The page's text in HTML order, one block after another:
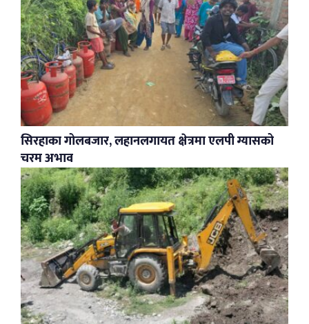
सिरहाका गोलबजार, लहानलगायत क्षेत्रमा एलपी ग्यासको
चरम अभाव